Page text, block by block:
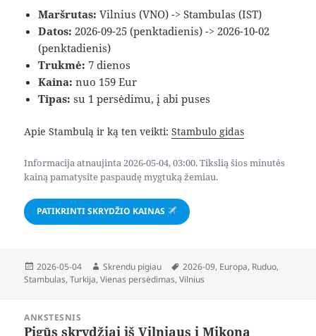
Maršrutas: Vilnius (VNO) -> Stambulas (IST)
Datos: 2026-09-25 (penktadienis) -> 2026-10-02
(penktadienis)
Trukmė: 7 dienos
Kaina: nuo 159 Eur
Tipas: su 1 persėdimu, į abi puses
Apie Stambulą ir ką ten veikti:Stambulo gidas
Informacija atnaujinta 2026-05-04, 03:00. Tikslią šios minutės
kainą pamatysite paspaudę mygtuką žemiau.
PATIKRINTI SKRYDŽIO KAINAS
Paskelbta
2026-05-04 Autorius
Skrendu pigiau Žymos
2026-09, Europa, Ruduo,
Stambulas,Turkija,Vienas persėdimas,Vilnius
ANKSTESNIS
Ankstesnis
Pigūs skrydžiai iš Vilniaus į Mikoną